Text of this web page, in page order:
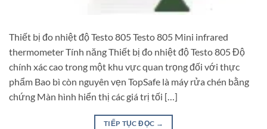
Thiết bị đo nhiệt độ Testo 805 Testo 805 Mini infrared
thermometer Tính năng Thiết bị đo nhiệt độ Testo 805 Độ
chính xác cao trong một khu vực quan trọng đối với thực
phẩm Bao bì còn nguyên vẹn TopSafe là máy rửa chén bằng
chứng Màn hình hiển thị các giá trị tối […]
TIẾP TỤC ĐỌC →